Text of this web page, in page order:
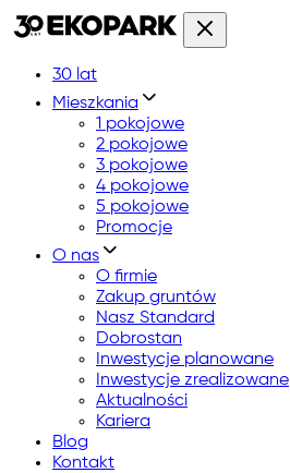
30 lat
Mieszkania
1 pokojowe
2 pokojowe
3 pokojowe
4 pokojowe
5 pokojowe
Promocje
O nas
O firmie
Zakup gruntów
Nasz Standard
Dobrostan
Inwestycje planowane
Inwestycje zrealizowane
Aktualności
Kariera
Blog
Kontakt